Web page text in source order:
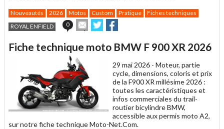
Nouveautés 2026 Motos Custom Pratique
Fiches techniques
ROYAL ENFIELD
0
Envoyer
cet
à
un
ami
Partager
sur sur
Fiche technique moto BMW F 900 XR 2026
29 mai 2026 - Moteur, partie
cycle, dimensions, coloris et prix
de la F900 XR millésime 2026 :
toutes les caractéristiques et
infos commerciales du trail-
routier bicylindre BMW,
accessible aux permis moto A2,
sur notre fiche technique Moto-Net.Com.